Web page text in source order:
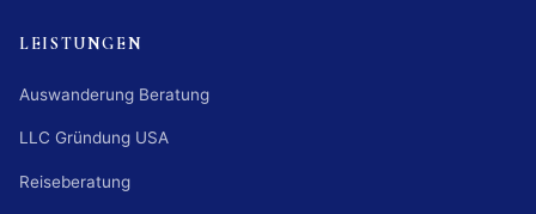
LEISTUNGEN
Auswanderung Beratung
LLC Gründung USA
Reiseberatung